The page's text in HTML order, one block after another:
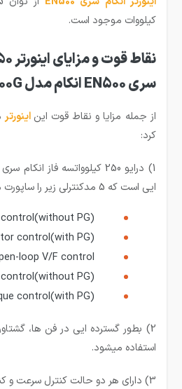
کیلووات موجود است.
سریEN500انکام مدل
از جمله مزایا و نقاط قوت این اینورتر
کرد:
ایی است که 5 مدکنترلی زیر را ساپورت میکند:
2) بطور گسترده ایی در فن ها،
استفاده میشود.
3) دارای هر دو حالت کنترل سرعت و کنترل گشتاور است.